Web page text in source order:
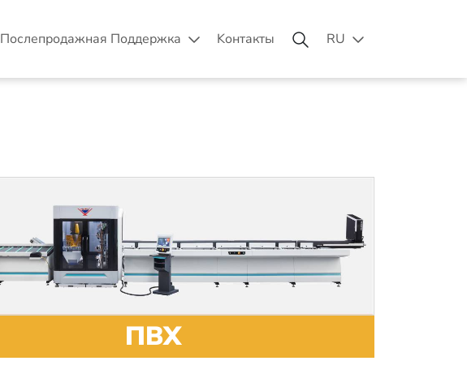
Послепродажная Поддержка Kонтакты RU
ПВХ